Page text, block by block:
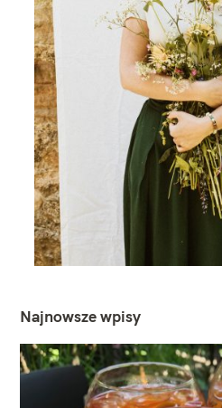
Najnowsze wpisy